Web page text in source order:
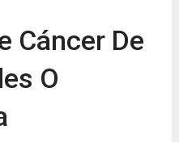
Cáncer De
O